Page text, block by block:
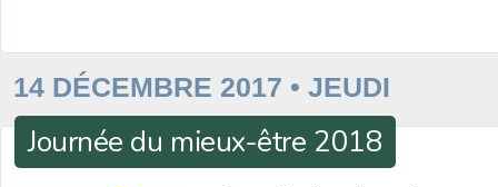
14 DÉCEMBRE 2017 • JEUDI
Journée du mieux-être 2018